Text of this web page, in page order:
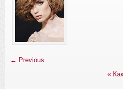
← Previous
«